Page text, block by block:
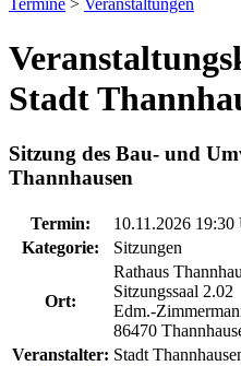
Termine > Veranstaltungen
Stadt
Sitzung des Bau- und
Thannhausen
Termin:
10.11.2026 19:30
Kategorie:
Sitzungen
Ort:
Rathaus
Sitzungssaal 2.02
Edm.-
86470
Veranstalter: Stadt